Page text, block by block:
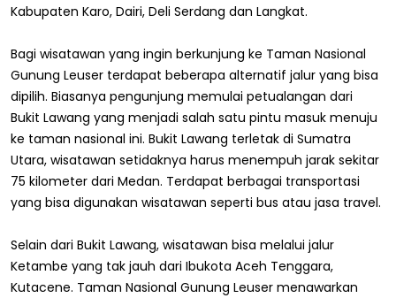
Kabupaten Karo, Dairi, Deli Serdang dan Langkat.
Bagi wisatawan yang ingin berkunjung ke Taman Nasional
Gunung Leuser terdapat beberapa alternatif jalur yang bisa
dipilih. Biasanya pengunjung memulai petualangan dari
Bukit Lawang yang menjadi salah satu pintu masuk menuju
ke taman nasional ini. Bukit Lawang terletak di Sumatra
Utara, wisatawan setidaknya harus menempuh jarak sekitar
75 kilometer dari Medan. Terdapat berbagai transportasi
yang bisa digunakan wisatawan seperti bus atau jasa travel.
Selain dari Bukit Lawang, wisatawan bisa melalui jalur
Ketambe yang tak jauh dari Ibukota Aceh Tenggara,
Kutacene. Taman Nasional Gunung Leuser menawarkan